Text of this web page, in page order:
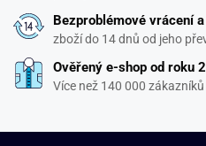
Bezproblémové vrácení
zboží do 14 dnů od jeho
Ověřený e-shop od roku
Více než 140 000 zákazníků